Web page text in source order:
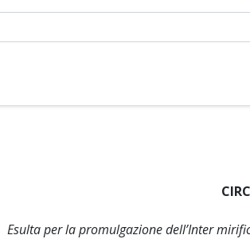
Esulta per la promulgazione dell’Inter